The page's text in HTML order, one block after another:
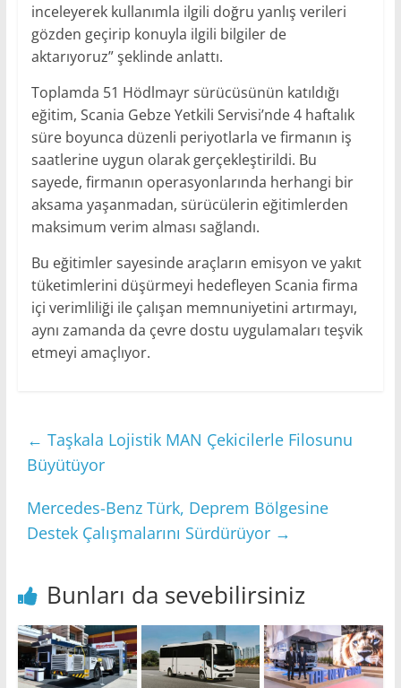
inceleyerek kullanımla ilgili doğru yanlış verileri
gözden geçirip konuyla ilgili bilgiler de
aktarıyoruz” şeklinde anlattı.
Toplamda 51 Hödlmayr sürücüsünün katıldığı
eğitim, Scania Gebze Yetkili Servisi’nde 4 haftalık
süre boyunca düzenli periyotlarla ve firmanın iş
saatlerine uygun olarak gerçekleştirildi. Bu
sayede, firmanın operasyonlarında herhangi bir
aksama yaşanmadan, sürücülerin eğitimlerden
maksimum verim alması sağlandı.
Bu eğitimler sayesinde araçların emisyon ve yakıt
tüketimlerini düşürmeyi hedefleyen Scania firma
içi verimliliği ile çalışan memnuniyetini artırmayı,
aynı zamanda da çevre dostu uygulamaları teşvik
etmeyi amaçlıyor.
← Taşkala Lojistik MAN Çekicilerle Filosunu
Büyütüyor
Mercedes-Benz Türk, Deprem Bölgesine
Destek Çalışmalarını Sürdürüyor →
Bunları da sevebilirsiniz